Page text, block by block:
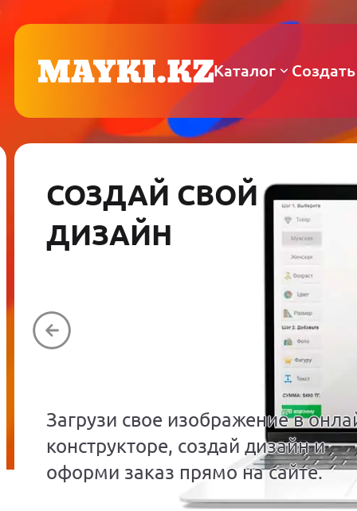
Каталог
СОЗДАЙ СВОЙ
ДИЗАЙН
Загрузи свое изображение в
конструкторе, создай дизайн и
оформи заказ прямо на сайте.